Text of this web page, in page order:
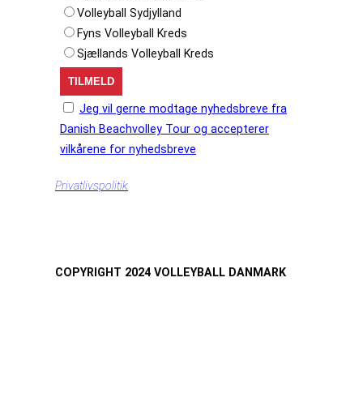
Volleyball Sydjylland
Fyns Volleyball Kreds
Sjællands Volleyball Kreds
Jeg vil gerne modtage nyhedsbreve fra
Danish Beachvolley Tour og accepterer
vilkårene for nyhedsbreve
Privatlivspolitik
COPYRIGHT 2024 VOLLEYBALL DANMARK